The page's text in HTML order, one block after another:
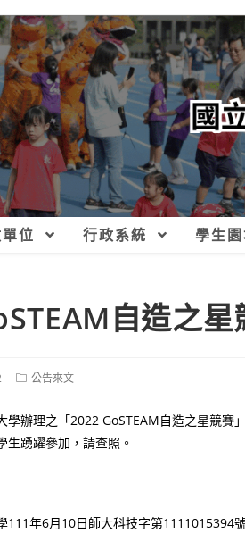
位 行政系統 學生
自造之星
Post公告來文
學辦理之「2022 GoSTEAM自造之星競賽
生踴躍參加，請查照。
111年6月10日師大科技字第1111015394